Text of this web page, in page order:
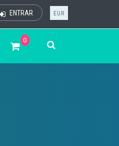
ENTRAR EUR
0